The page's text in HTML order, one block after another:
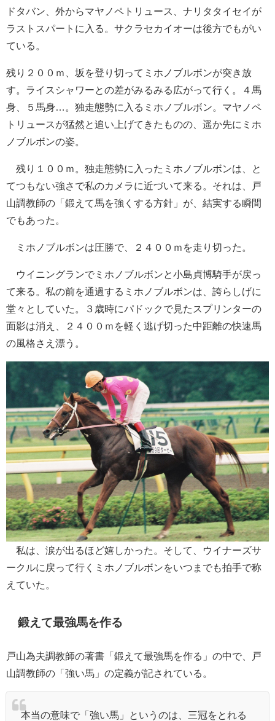
ドタバン、外からマヤノペトリュース、ナリタタイセイが
ラストスパートに入る。サクラセカイオーは後方でもがい
ている。
残り２００ｍ、坂を登り切ってミホノブルボンが突き放
す。ライスシャワーとの差がみるみる広がって行く。４馬
身、５馬身…。独走態勢に入るミホノブルボン。マヤノペ
トリュースが猛然と追い上げてきたものの、遥か先にミホ
ノブルボンの姿。
残り１００ｍ。独走態勢に入ったミホノブルボンは、と
てつもない強さで私のカメラに近づいて来る。それは、戸
山調教師の「鍛えて馬を強くする方針」が、結実する瞬間
でもあった。
ミホノブルボンは圧勝で、２４００ｍを走り切った。
ウイニングランでミホノブルボンと小島貞博騎手が戻っ
て来る。私の前を通過するミホノブルボンは、誇らしげに
堂々としていた。３歳時にパドックで見たスプリンターの
面影は消え、２４００ｍを軽く逃げ切った中距離の快速馬
の風格さえ漂う。
私は、涙が出るほど嬉しかった。そして、ウイナーズサ
ークルに戻って行くミホノブルボンをいつまでも拍手で称
えていた。
鍛えて最強馬を作る
戸山為夫調教師の著書「鍛えて最強馬を作る」の中で、戸
山調教師の「強い馬」の定義が記されている。
本当の意味で「強い馬」というのは、三冠をとれる